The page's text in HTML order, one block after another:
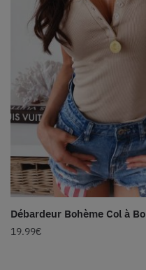
Débardeur Bohème Col à
19.99€